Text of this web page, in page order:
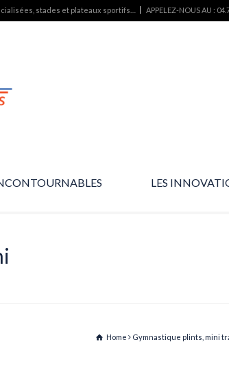
stades et plateaux sportifs… APPELEZ-NOUS AU :
LES
Home Gymnastique plints, mini